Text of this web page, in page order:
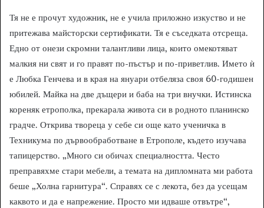
Тя не е прочут художник, не е учила приложно изкуство и не
притежава майсторски сертификати. Тя е съседката отсреща.
Едно от онези скромни талантливи лица, които омекотяват
малкия ни свят и го правят по-пъстър и по-приветлив. Името ѝ
е Любка Генчева и в края на януари отбеляза своя 60-годишен
юбилей. Майка на две дъщери и баба на три внучки. Истинска
кореняк етрополка, прекарала живота си в родното планинско
градче. Открива твореца у себе си още като ученичка в
Техникума по дървообработване в Етрополе, където изучава
тапицерство. „Много си обичах специалността. Често
преправяхме стари мебели, а темата на дипломната ми работа
беше „Холна гарнитура“. Справях се с лекота, без да усещам
каквото и да е напрежение. Просто ми идваше отвътре“,